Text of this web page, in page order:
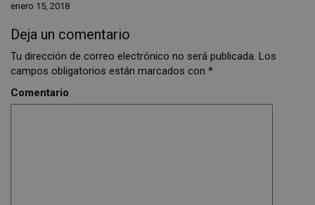
enero 15, 2018
Deja un comentario
Tu dirección de correo electrónico no será publicada. Los
campos obligatorios están marcados con *
Comentario